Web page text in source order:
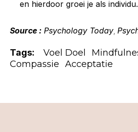
en hierdoor groei je als individu.
Source : Psychology Today
Tags: Voel Doel
Compassie Acceptatie